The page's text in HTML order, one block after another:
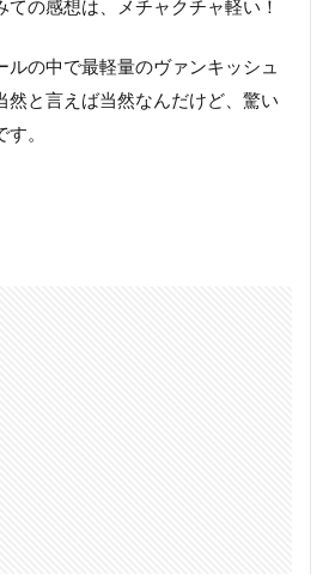
ての感想は、メチャクチャ軽い！
ルの中で最軽量のヴァンキッシュ
然と言えば当然なんだけど、驚い
。